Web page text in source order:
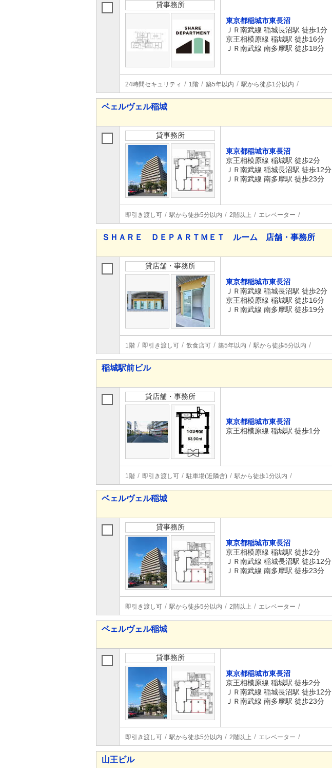
貸事務所
東京都稲城市東長沼
ＪＲ南武線 稲城長沼駅 徒歩1分
京王相模原線 稲城駅 徒歩16分
ＪＲ南武線 南多摩駅 徒歩18分
24時間セキュリティ 1階 築5年以内 駅から徒歩1分以内
ベェルヴェル稲城
貸事務所
東京都稲城市東長沼
京王相模原線 稲城駅 徒歩2分
ＪＲ南武線 稲城長沼駅 徒歩12分
ＪＲ南武線 南多摩駅 徒歩23分
即引き渡し可 駅から徒歩5分以内 2階以上 エレベーター
ＳＨＡＲＥ ＤＥＰＡＲＴＭＥＴ ルーム 店舗・事務所
貸店舗・事務所
東京都稲城市東長沼
ＪＲ南武線 稲城長沼駅 徒歩2分
京王相模原線 稲城駅 徒歩16分
ＪＲ南武線 南多摩駅 徒歩19分
1階 即引き渡し可 飲食店可 築5年以内 駅から徒歩5分以内
稲城駅前ビル
貸店舗・事務所
東京都稲城市東長沼
京王相模原線 稲城駅 徒歩1分
1階 即引き渡し可 駐車場(近隣含) 駅から徒歩1分以内
ベェルヴェル稲城
貸事務所
東京都稲城市東長沼
京王相模原線 稲城駅 徒歩2分
ＪＲ南武線 稲城長沼駅 徒歩12分
ＪＲ南武線 南多摩駅 徒歩23分
即引き渡し可 駅から徒歩5分以内 2階以上 エレベーター
ベェルヴェル稲城
貸事務所
東京都稲城市東長沼
京王相模原線 稲城駅 徒歩2分
ＪＲ南武線 稲城長沼駅 徒歩12分
ＪＲ南武線 南多摩駅 徒歩23分
即引き渡し可 駅から徒歩5分以内 2階以上 エレベーター
山王ビル